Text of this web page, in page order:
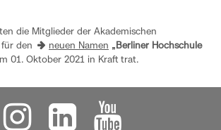
die Mitglieder der Akademischen
den
neuen Namen „Berliner Hochschule
01. Oktober 2021 in Kraft trat.